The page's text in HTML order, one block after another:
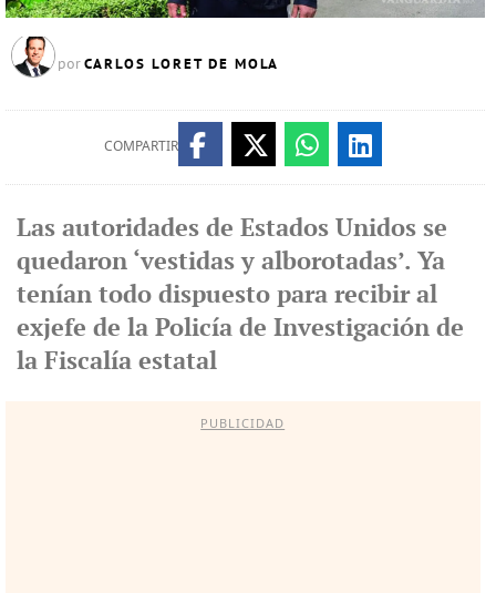
por CARLOS LORET DE MOLA
COMPARTIR
Las autoridades de Estados Unidos se
quedaron ‘vestidas y alborotadas’. Ya
tenían todo dispuesto para recibir al
exjefe de la Policía de Investigación de
la Fiscalía estatal
PUBLICIDAD